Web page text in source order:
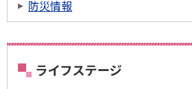
防災情報
ライフステージ